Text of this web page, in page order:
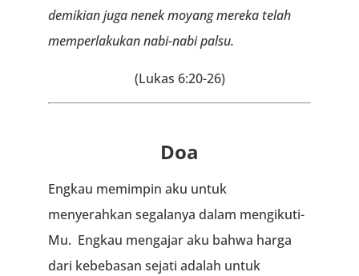
demikian juga nenek moyang mereka telah
memperlakukan nabi-nabi palsu.
(Lukas 6:20-26)
Doa
Engkau memimpin aku untuk
menyerahkan segalanya dalam mengikuti-
Mu. Engkau mengajar aku bahwa harga
dari kebebasan sejati adalah untuk